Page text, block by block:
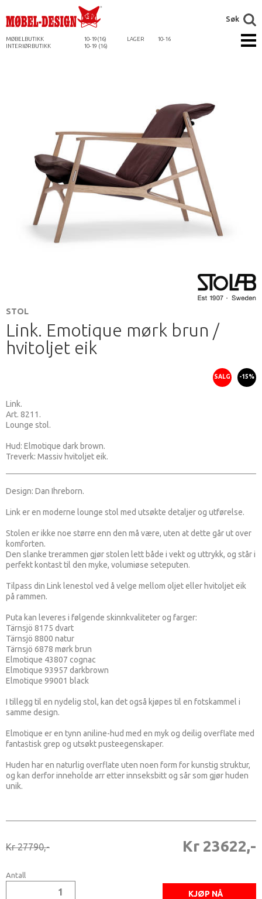
MØBELBUTIKK 10-19(16) LAGER
10-16
INTERIØRBUTIKK
10-19 (16)
Søk
STOL
Link. Emotique mørk brun /
hvitoljet eik
SALG -15%
Link.
Art. 8211.
Lounge stol.
Hud: Elmotique dark brown.
Treverk: Massiv hvitoljet eik.
Design: Dan Ihreborn.
Link er en moderne lounge stol med utsøkte detaljer og utførelse.
Stolen er ikke noe større enn den må være, uten at dette går ut over
komforten.
Den slanke trerammen gjør stolen lett både i vekt og uttrykk, og står i
perfekt kontast til den myke, volumiøse seteputen.
Tilpass din Link lenestol ved å velge mellom oljet eller hvitoljet eik
på rammen.
Puta kan leveres i følgende skinnkvaliteter og farger:
Tärnsjö 8175 dvart
Tärnsjö 8800 natur
Tärnsjö 6878 mørk brun
Elmotique 43807 cognac
Elmotique 93957 darkbrown
Elmotique 99001 black
I tillegg til en nydelig stol, kan det også kjøpes til en fotskammel i
samme design.
Elmotique er en tynn aniline-hud med en myk og deilig overflate med
fantastisk grep og utsøkt pusteegenskaper.
Huden har en naturlig overflate uten noen form for kunstig struktur,
og kan derfor inneholde arr etter innseksbitt og sår som gjør huden
unik.
Kr 27790,- Kr 23622,-
Antall